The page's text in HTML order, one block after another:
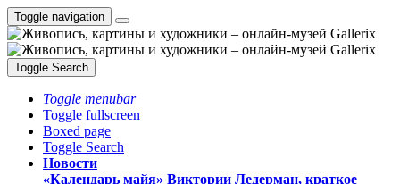
Toggle navigation
Toggle Search
Toggle menubar
Toggle fullscreen
Boxed page
Toggle Search
Новости
«Календарь майя» Виктории Ледерман, краткое